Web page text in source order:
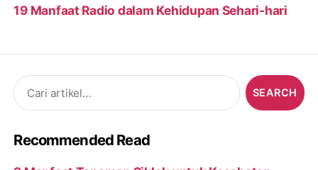
19 Manfaat Radio dalam Kehidupan Sehari-hari
Search
for:
Recommended Read